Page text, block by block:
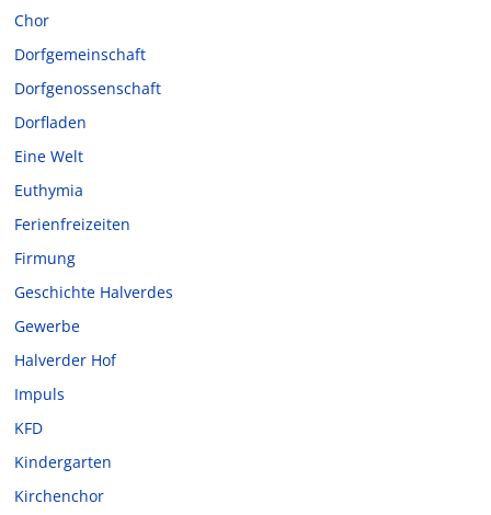
Chor
Dorfgemeinschaft
Dorfgenossenschaft
Dorfladen
Eine Welt
Euthymia
Ferienfreizeiten
Firmung
Geschichte Halverdes
Gewerbe
Halverder Hof
Impuls
KFD
Kindergarten
Kirchenchor